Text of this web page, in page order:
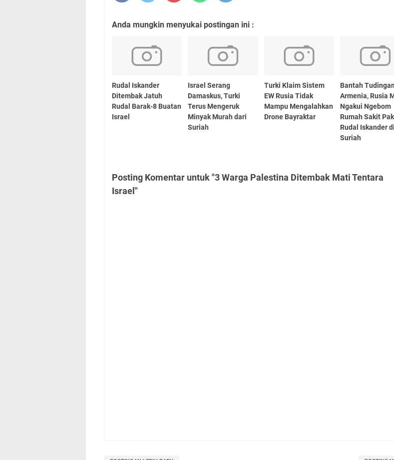
Anda mungkin menyukai postingan ini :
Rudal Iskander
Ditembak Jatuh
Rudal Barak-8 Buatan
Israel
Israel Serang
Damaskus, Turki
Terus Mengeruk
Minyak Murah dari
Suriah
Turki Klaim Sistem
EW Rusia Tidak
Mampu Mengalahkan
Drone Bayraktar
Bantah Tudingan
Armenia, Rusia
Ngakui Ngebom
Rumah Sakit
Rudal Iskander di
Suriah
Posting Komentar untuk "3 Warga Palestina Ditembak Mati Tentara
Israel"